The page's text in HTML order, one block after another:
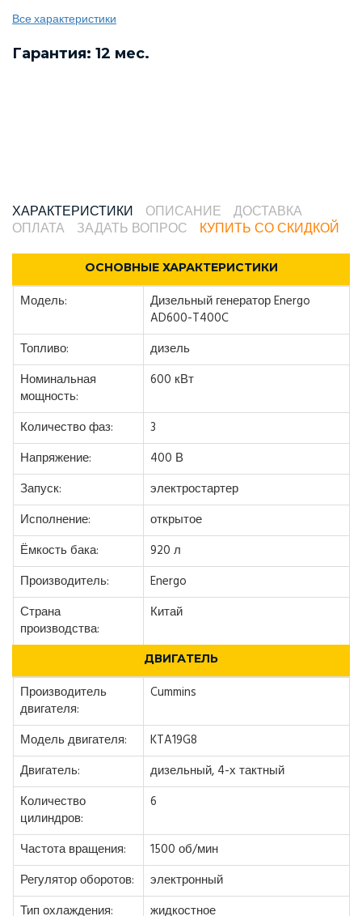
Все характеристики
Гарантия: 12 мес.
ХАРАКТЕРИСТИКИ ОПИСАНИЕ
ДОСТАВКА
ОПЛАТА
ЗАДАТЬ ВОПРОС КУПИТЬ СО СКИДКОЙ
ОСНОВНЫЕ ХАРАКТЕРИСТИКИ
Модель:
Дизельный генератор Energo
AD600-T400C
Топливо:
дизель
Номинальная
мощность:
600 кВт
Количество фаз:
3
Напряжение:
400 В
Запуск:
электростартер
Исполнение:
открытое
Ёмкость бака:
920 л
Производитель:
Energo
Страна
производства:
Китай
ДВИГАТЕЛЬ
Производитель
двигателя:
Cummins
Модель двигателя:
KTA19G8
Двигатель:
дизельный, 4-х тактный
Количество
цилиндров:
6
Частота вращения:
1500 об/мин
Регулятор оборотов:
электронный
Тип охлаждения:
жидкостное